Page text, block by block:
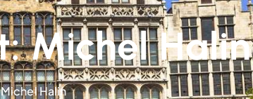
Michel Halin
Halin